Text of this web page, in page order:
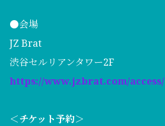
●会場
JZ Brat
渋谷セルリアンタワー2F
https://www.jzbrat.com/access/
＜チケット予約＞